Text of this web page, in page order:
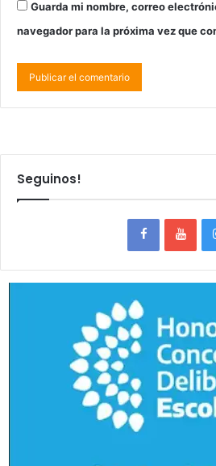
Guarda mi nombre, correo
navegador para la próxima vez que
Seguinos!